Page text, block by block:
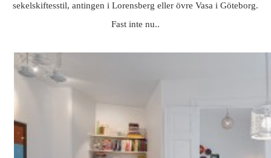
sekelskiftesstil, antingen i Lorensberg eller övre Vasa i Göteborg.
Fast inte nu..